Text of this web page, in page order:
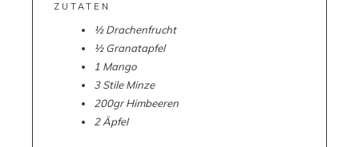
ZUTATEN
½ Drachenfrucht
½ Granatapfel
1 Mango
3 Stile Minze
200gr Himbeeren
2 Äpfel